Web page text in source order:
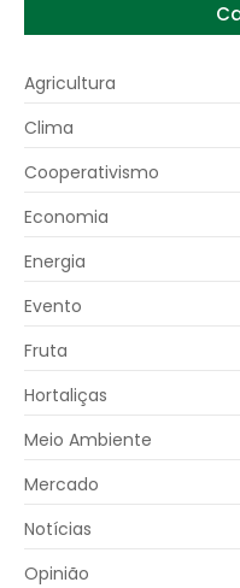
Agricultura
Clima
Cooperativismo
Economia
Energia
Evento
Fruta
Hortaliças
Meio Ambiente
Mercado
Notícias
Opinião